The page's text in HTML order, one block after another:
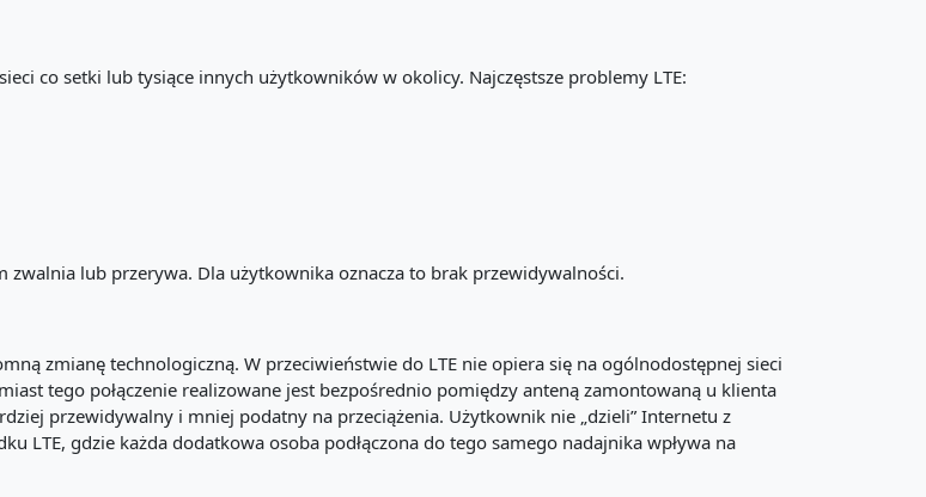
co setki lub tysiące innych użytkowników w okolicy. Najczęstsze problemy LTE:
lub przerywa. Dla użytkownika oznacza to brak przewidywalności.
zmianę technologiczną. W przeciwieństwie do LTE nie opiera się na ogólnodostępnej sieci
tego połączenie realizowane jest bezpośrednio pomiędzy anteną zamontowaną u klienta
przewidywalny i mniej podatny na przeciążenia. Użytkownik nie „dzieli” Internetu z
gdzie każda dodatkowa osoba podłączona do tego samego nadajnika wpływa na